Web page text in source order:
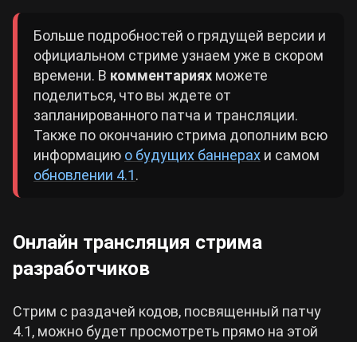
Больше подробностей о грядущей версии и
официальном стриме узнаем уже в скором
времени. В комментариях можете
поделиться, что вы ждете от
запланированного патча и трансляции.
Также по окончанию стрима дополним всю
информацию о будущих баннерах и самом
обновлении 4.1.
Онлайн трансляция стрима
разработчиков
Стрим с раздачей кодов, посвященный патчу
4.1, можно будет просмотреть прямо на этой